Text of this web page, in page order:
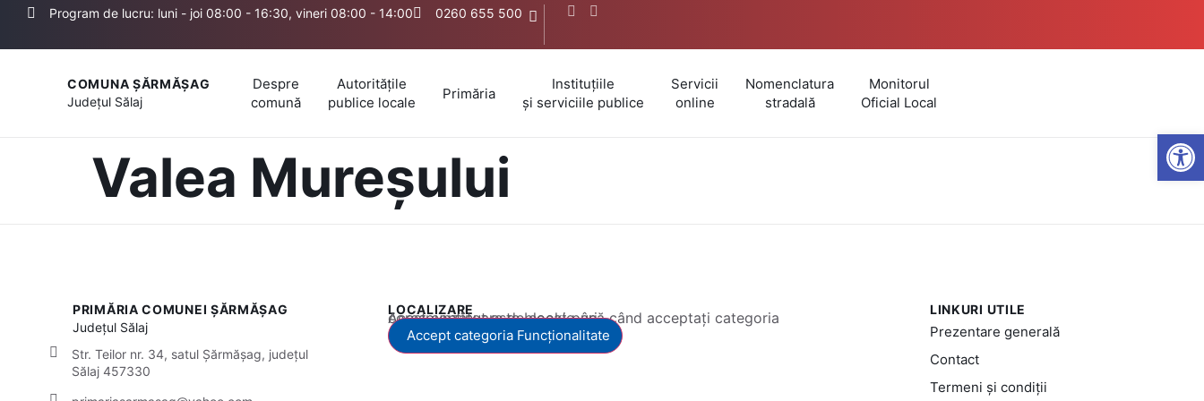
Program de lucru: luni - joi 08:00 - 16:30, vineri 08:00 - 14:00 0260 655 500
COMUNA ȘĂRMĂȘAG
Județul Sălaj
Despre
comună
Autoritățile
publice locale
Primăria
Instituțiile
și serviciile publice
Servicii
online
Nomenclatura
stradală
Monitorul
Oficial Local
Valea Mureșului
PRIMĂRIA COMUNEI ȘĂRMĂȘAG
Județul Sălaj
Str. Teilor nr. 34, satul Șărmășag, județul
Sălaj 457330
LOCALIZARE
Acest conținut este blocat până când acceptați categoria corespunzătoare de cookie-uri.
Accept categoria Funcționalitate
LINKURI UTILE
Prezentare generală
Contact
Termeni și condiții